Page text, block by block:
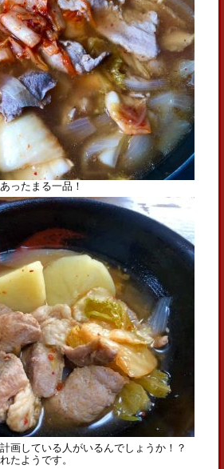
ったまる一品！
画している人がいるんでしょうか！？
たようです。